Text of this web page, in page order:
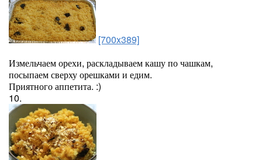
[700x389]
Измельчаем орехи, раскладываем кашу по чашкам,
посыпаем сверху орешками и едим.
Приятного аппетита. :)
10.